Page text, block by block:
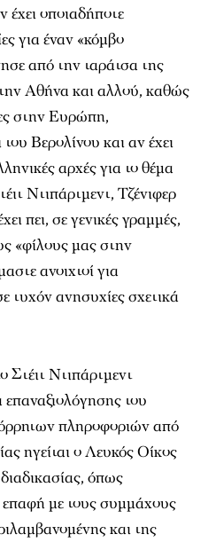
οποιαδήποτε
για έναν «κόμβο
από την ταράτσα της
Αθήνα και αλλού, καθώς
στην Ευρώπη,
Βερολίνου και αν έχει
αρχές για το θέμα
Ντιπάρτμεντ, Τζένιφερ
πει, σε γενικές γραμμές,
«φίλους μας στην
ανοιχτοί για
τυχόν ανησυχίες σχετικά
Στέιτ Ντιπάρτμεντ
επαναξιολόγησης του
πληροφοριών από
ηγείται ο Λευκός Οίκος
όπως
με τους συμμάχους
και της